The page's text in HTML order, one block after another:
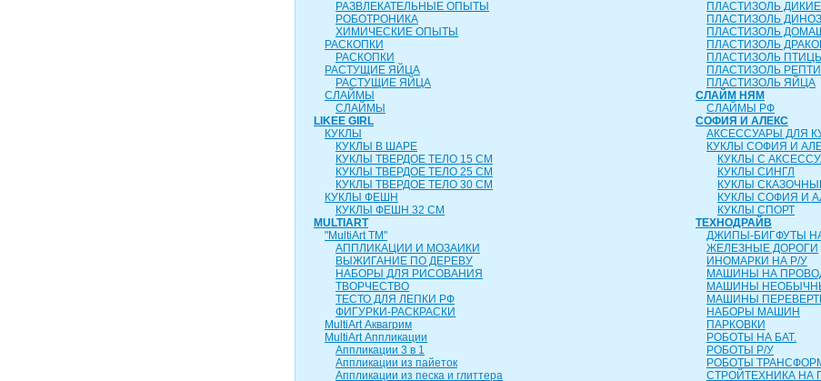
РАЗВЛЕКАТЕЛЬНЫЕ ОПЫТЫ
РОБОТРОНИКА
ХИМИЧЕСКИЕ ОПЫТЫ
РАСКОПКИ
РАСКОПКИ
РАСТУЩИЕ ЯЙЦА
РАСТУЩИЕ ЯЙЦА
СЛАЙМЫ
СЛАЙМЫ
LIKEE GIRL
КУКЛЫ
КУКЛЫ В ШАРЕ
КУКЛЫ ТВЕРДОЕ ТЕЛО 15 СМ
КУКЛЫ ТВЕРДОЕ ТЕЛО 25 СМ
КУКЛЫ ТВЕРДОЕ ТЕЛО 30 СМ
КУКЛЫ ФЕШН
КУКЛЫ ФЕШН 32 СМ
MULTIART
"MultiArt ТМ"
АППЛИКАЦИИ И МОЗАИКИ
ВЫЖИГАНИЕ ПО ДЕРЕВУ
НАБОРЫ ДЛЯ РИСОВАНИЯ
ТВОРЧЕСТВО
ТЕСТО ДЛЯ ЛЕПКИ РФ
ФИГУРКИ-РАСКРАСКИ
MultiArt Аквагрим
MultiArt Аппликации
Аппликации 3 в 1
Аппликации из пайеток
Аппликации из песка и глиттера
ПЛАСТИЗОЛЬ
ПЛАСТИЗОЛЬ
ПЛАСТИЗОЛЬ
ПЛАСТИЗОЛЬ
ПЛАСТИЗОЛЬ ПТИЦЫ
ПЛАСТИЗОЛЬ
ПЛАСТИЗОЛЬ ЯЙЦА
СЛАЙМ НЯМ
СЛАЙМЫ РФ
СОФИЯ И АЛЕКС
АКСЕССУАРЫ ДЛЯ
КУКЛЫ СОФИЯ И
КУКЛЫ С
КУКЛЫ СИНГЛ
КУКЛЫ
КУКЛЫ СОФИЯ И
КУКЛЫ СПОРТ
ТЕХНОДРАЙВ
ДЖИПЫ-БИГФУТЫ
ЖЕЛЕЗНЫЕ ДОРОГИ
ИНОМАРКИ НА Р/У
МАШИНЫ НА
МАШИНЫ
МАШИНЫ
НАБОРЫ МАШИН
ПАРКОВКИ
РОБОТЫ НА БАТ.
РОБОТЫ Р/У
РОБОТЫ
СТРОЙТЕХНИКА НА